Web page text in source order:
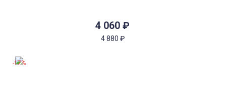
4 060 ₽
4 880 ₽
-17%